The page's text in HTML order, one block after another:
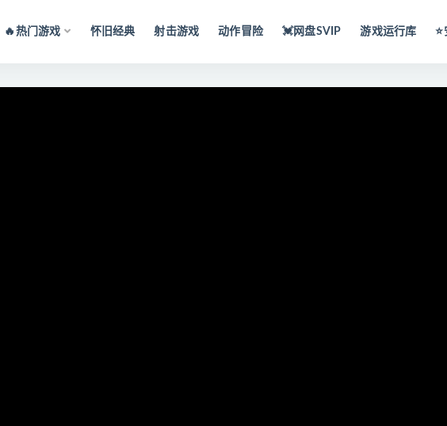
🔥热门游戏 怀旧经典 射击游戏 动作冒险 💓网盘SVIP 游戏运行库